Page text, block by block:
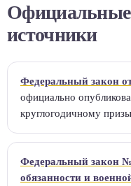
источники
Федеральный закон
официально
круглогодичному
Федеральный закон
обязанности и